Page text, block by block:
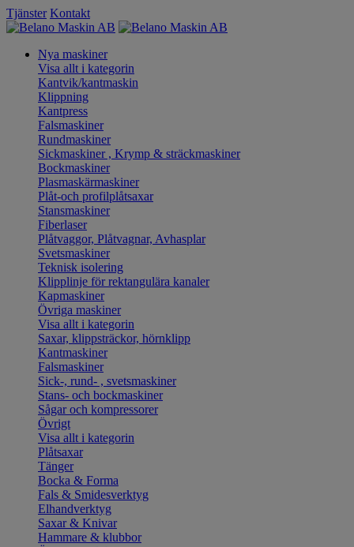
Tjänster Kontakt
Nya maskiner
Visa allt i kategorin
Kantvik/kantmaskin
Klippning
Kantpress
Falsmaskiner
Rundmaskiner
Sickmaskiner , Krymp & sträckmaskiner
Bockmaskiner
Plasmaskärmaskiner
Plåt-och profilplåtsaxar
Stansmaskiner
Fiberlaser
Plåtvaggor, Plåtvagnar, Avhasplar
Svetsmaskiner
Teknisk isolering
Klipplinje för rektangulära kanaler
Kapmaskiner
Övriga maskiner
Visa allt i kategorin
Saxar, klippsträckor, hörnklipp
Kantmaskiner
Falsmaskiner
Sick-, rund- , svetsmaskiner
Stans- och bockmaskiner
Sågar och kompressorer
Övrigt
Visa allt i kategorin
Plåtsaxar
Tänger
Bocka & Forma
Fals & Smidesverktyg
Elhandverktyg
Saxar & Knivar
Hammare & klubbor